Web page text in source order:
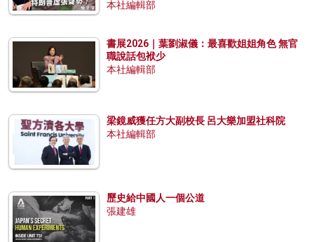
本社編輯部
書展2026｜葉劉淑儀：最喜歡姐姐角色 無官
職說話包袱少
本社編輯部
梁鏡威獲任方大副校長 呂大樂加盟社科院
本社編輯部
歷史給中國人一個公道
張建雄